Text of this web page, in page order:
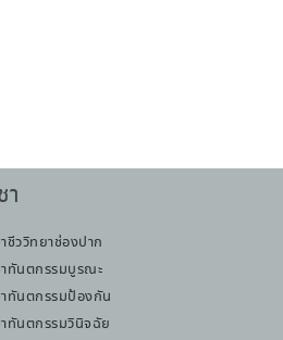
ชีววิทยาช่องปาก
ทันตกรรมบูรณะ
ทันตกรรมป้องกัน
ทันตกรรมวินิจฉัย